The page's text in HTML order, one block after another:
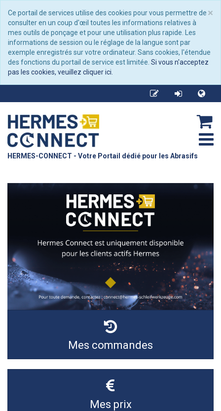
×
Ce portail de services utilise des cookies pour vous permettre de
consulter en un coup d'œil toutes les informations relatives à
mes outils de ponçage et pour une utilisation plus rapide. Les
informations de session ou le réglage de la langue sont par
exemple enregistrés sur votre ordinateur. Sans cookies, l'étendue
des fonctions du portail de service est limitée. Si vous n'acceptez
pas les cookies, veuillez cliquer ici.
HERMES-CONNECT - Votre Portail dédié pour les Abrasifs
Mes commandes
Mes prix